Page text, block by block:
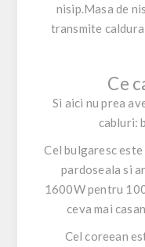
nisip.Masa de
transmite
Ce
Si aici nu prea
cabluri:
Cel bulgaresc
pardoseala si
1600W pentru
ceva mai
Cel coreean